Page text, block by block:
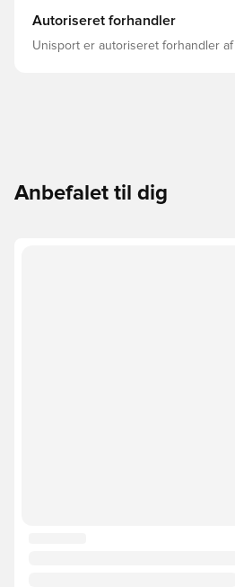
Autoriseret forhandler
Unisport er autoriseret forhandler
Anbefalet til dig